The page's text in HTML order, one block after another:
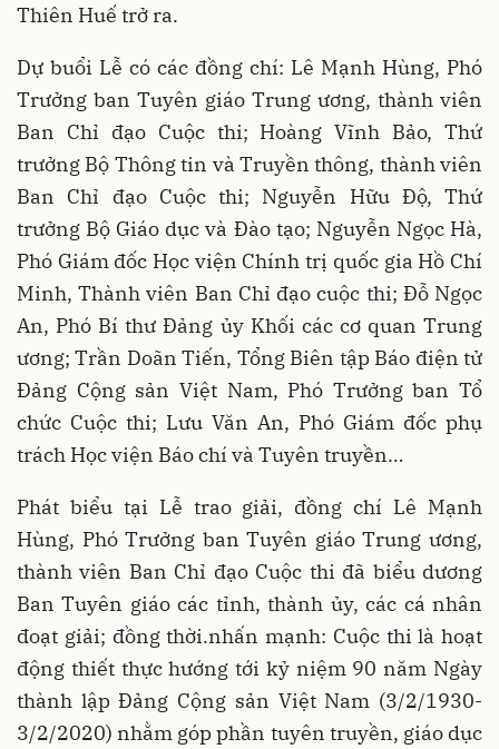
Thiên Huế trở ra.
Dự buổi Lễ có các đồng chí: Lê Mạnh Hùng, Phó
Trưởng ban Tuyên giáo Trung ương, thành viên
Ban Chỉ đạo Cuộc thi; Hoàng Vĩnh Bảo, Thứ
trưởng Bộ Thông tin và Truyền thông, thành viên
Ban Chỉ đạo Cuộc thi; Nguyễn Hữu Độ, Thứ
trưởng Bộ Giáo dục và Đào tạo; Nguyễn Ngọc Hà,
Phó Giám đốc Học viện Chính trị quốc gia Hồ Chí
Minh, Thành viên Ban Chỉ đạo cuộc thi; Đỗ Ngọc
An, Phó Bí thư Đảng ủy Khối các cơ quan Trung
ương; Trần Doãn Tiến, Tổng Biên tập Báo điện tử
Đảng Cộng sản Việt Nam, Phó Trưởng ban Tổ
chức Cuộc thi; Lưu Văn An, Phó Giám đốc phụ
trách Học viện Báo chí và Tuyên truyền…
Phát biểu tại Lễ trao giải, đồng chí Lê Mạnh
Hùng, Phó Trưởng ban Tuyên giáo Trung ương,
thành viên Ban Chỉ đạo Cuộc thi đã biểu dương
Ban Tuyên giáo các tỉnh, thành ủy, các cá nhân
đoạt giải; đồng thời.nhấn mạnh: Cuộc thi là hoạt
động thiết thực hướng tới kỷ niệm 90 năm Ngày
thành lập Đảng Cộng sản Việt Nam (3/2/1930-
3/2/2020) nhằm góp phần tuyên truyền, giáo dục